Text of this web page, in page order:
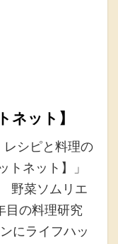
ネット】
シピと料理の
トネット】」
野菜ソムリエ
目の料理研究
にライフハッ